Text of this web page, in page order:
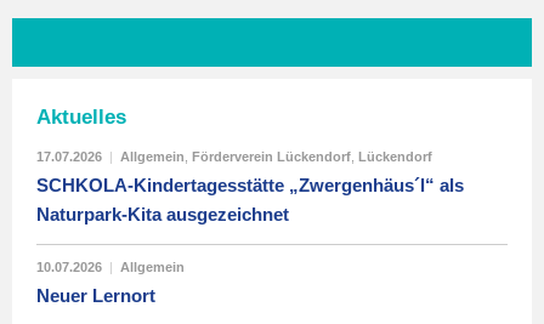
Aktuelles
17.07.2026 | Allgemein Förderverein Lückendorf Lückendorf
SCHKOLA-Kindertagesstätte „Zwergenhäus´l“ als
Naturpark-Kita ausgezeichnet
10.07.2026 | Allgemein
Neuer Lernort